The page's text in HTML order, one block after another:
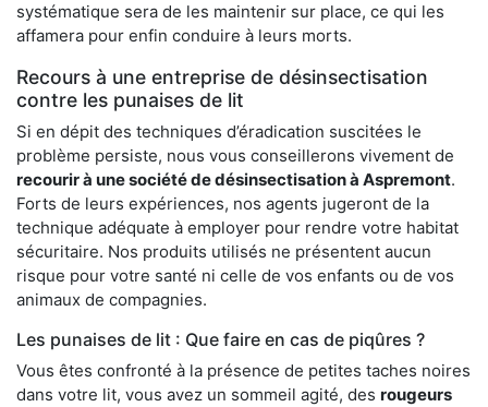
systématique sera de les maintenir sur place, ce qui les
affamera pour enfin conduire à leurs morts.
Recours à une entreprise de désinsectisation
contre les punaises de lit
Si en dépit des techniques d’éradication suscitées le
problème persiste, nous vous conseillerons vivement de
recourir à une société de désinsectisation à Aspremont.
Forts de leurs expériences, nos agents jugeront de la
technique adéquate à employer pour rendre votre habitat
sécuritaire. Nos produits utilisés ne présentent aucun
risque pour votre santé ni celle de vos enfants ou de vos
animaux de compagnies.
Les punaises de lit : Que faire en cas de piqûres ?
Vous êtes confronté à la présence de petites taches noires
dans votre lit, vous avez un sommeil agité, des rougeurs